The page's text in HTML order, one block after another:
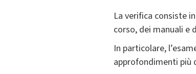
La verifica consiste
corso, dei manuali e
In particolare,
approfondimenti più